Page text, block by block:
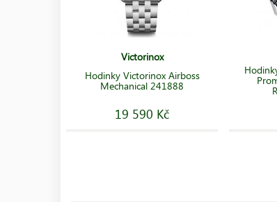
Victorinox
Hodinky Victorinox Airboss
Mechanical 241888
19 590 Kč